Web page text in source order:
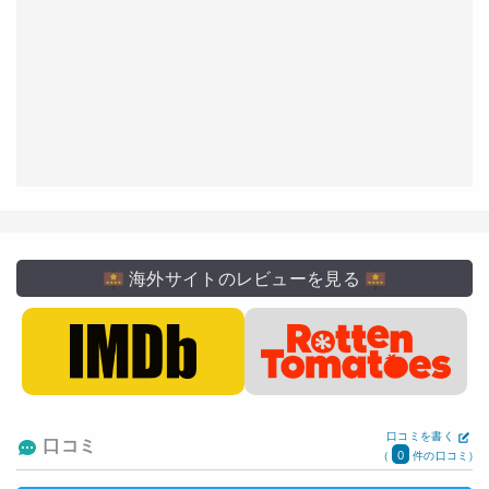
海外サイトのレビューを見る
口コミ
口コミを書く
(
0 件の口コミ)